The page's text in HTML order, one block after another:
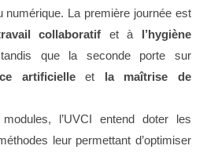
La première journée est
collaboratif et à l’hygiène
que la seconde porte sur
artificielleet la maîtrise de
l’UVCI entend doter les
leur permettant d’optimiser